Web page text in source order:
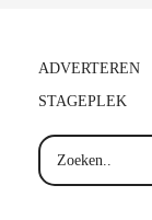
ADVERTEREN
STAGEPLEK